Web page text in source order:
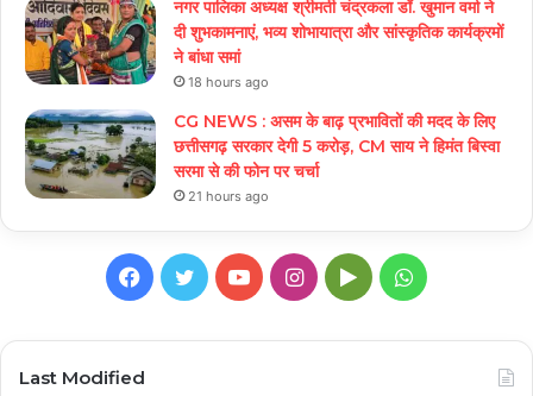
नगर पालिका अध्यक्ष श्रीमती चंद्रकला डॉ. खुमान वर्मा ने
दी शुभकामनाएं, भव्य शोभायात्रा और सांस्कृतिक कार्यक्रमों
ने बांधा समां
18 hours ago
CG NEWS : असम के बाढ़ प्रभावितों की मदद के लिए
छत्तीसगढ़ सरकार देगी 5 करोड़, CM साय ने हिमंत बिस्वा
सरमा से की फोन पर चर्चा
21 hours ago
Facebook
TwitterYouTubeInstagram
GoogleWhatsApp
Last Modified